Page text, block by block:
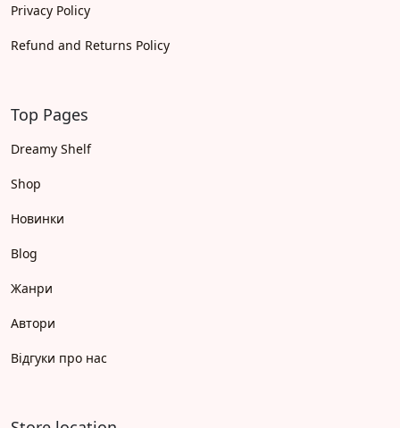
Privacy Policy
Refund and Returns Policy
Top Pages
Dreamy Shelf
Shop
Новинки
Blog
Жанри
Автори
Відгуки про нас